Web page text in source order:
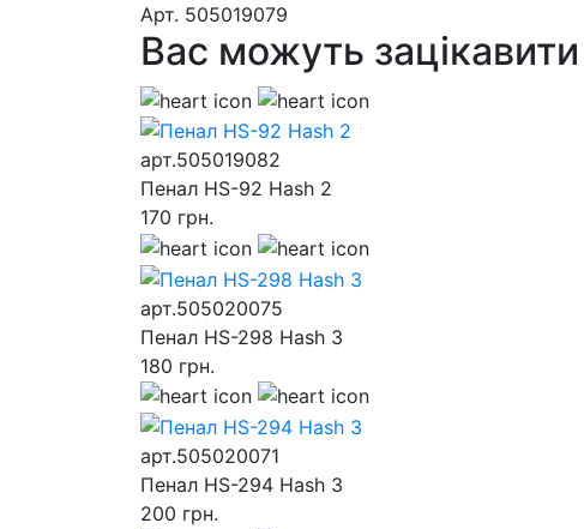
Aрт. 505019079
Вас можуть зацікавити
арт.505019082
Пенал HS-92 Hash 2
170 грн.
арт.505020075
Пенал HS-298 Hash 3
180 грн.
арт.505020071
Пенал HS-294 Hash 3
200 грн.